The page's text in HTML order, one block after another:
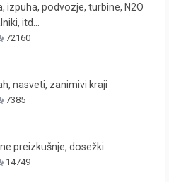
izpuha, podvozje, turbine, N2O
itd...
72160
nasveti, zanimivi kraji
7385
preizkušnje, dosežki
14749